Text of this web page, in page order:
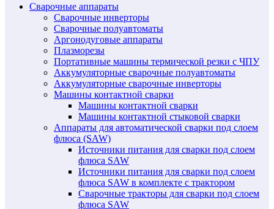
Сварочные аппараты
Сварочные инверторы
Сварочные полуавтоматы
Аргонодуговые аппараты
Плазморезы
Портативные машины термической резки с ЧПУ
Аккумуляторные сварочные полуавтоматы
Аккумуляторные сварочные инверторы
Машины контактной сварки
Машины контактной сварки
Машины контактной стыковой сварки
Аппараты для автоматической сварки под слоем
флюса (SAW)
Источники питания для сварки под слоем
флюса SAW
Источники питания для сварки под слоем
флюса SAW в комплекте с трактором
Сварочные тракторы для сварки под слоем
флюса SAW